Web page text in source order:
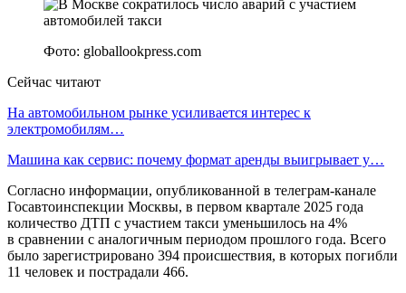
Фото: globallookpress.com
Сейчас читают
На автомобильном рынке усиливается интерес к
электромобилям…
Машина как сервис: почему формат аренды выигрывает у…
Согласно информации, опубликованной в телеграм-канале
Госавтоинспекции Москвы, в первом квартале 2025 года
количество ДТП с участием такси уменьшилось на 4%
в сравнении с аналогичным периодом прошлого года. Всего
было зарегистрировано 394 происшествия, в которых погибли
11 человек и пострадали 466.